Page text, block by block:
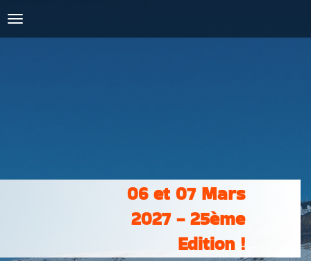
PHOTOS &
06 et 07 Mars
2027 - 25ème
Edition !